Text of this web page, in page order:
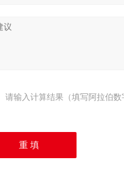
请输入计算结果（填写阿拉伯